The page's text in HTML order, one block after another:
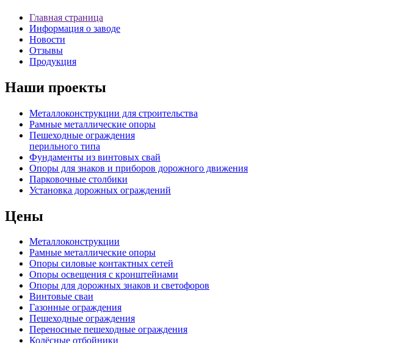
Главная страница
Информация о заводе
Новости
Отзывы
Продукция
Наши проекты
Металлоконструкции для строительства
Рамные металлические опоры
Пешеходные ограждения
перильного типа
Фундаменты из винтовых свай
Опоры для знаков и приборов дорожного движения
Парковочные столбики
Установка дорожных ограждений
Цены
Металлоконструкции
Рамные металлические опоры
Опоры силовые контактных сетей
Опоры освещения с кронштейнами
Опоры для дорожных знаков и светофоров
Винтовые сваи
Газонные ограждения
Пешеходные ограждения
Переносные пешеходные ограждения
Колёсные отбойники